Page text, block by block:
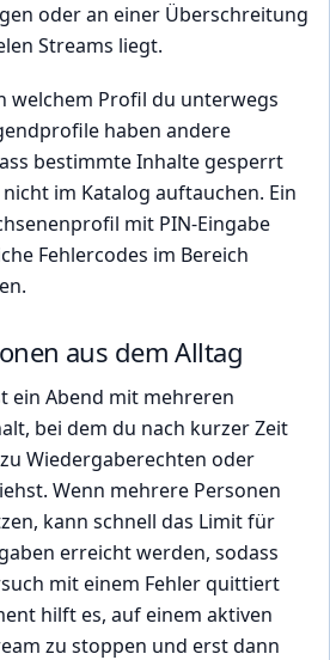
oder an einer Überschreitung
Streams liegt.
welchem Profil du unterwegs
haben andere
bestimmte Inhalte gesperrt
im Katalog auftauchen. Ein
mit PIN-Eingabe
Fehlercodes im Bereich
aus dem Alltag
ein Abend mit mehreren
bei dem du nach kurzer Zeit
Wiedergaberechten oder
Wenn mehrere Personen
kann schnell das Limit für
erreicht werden, sodass
mit einem Fehler quittiert
hilft es, auf einem aktiven
zu stoppen und erst dann